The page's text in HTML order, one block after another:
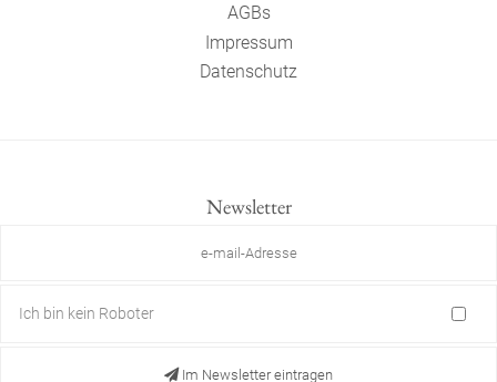
AGBs
Impressum
Datenschutz
Newsletter
Ich bin kein Roboter
Im Newsletter eintragen